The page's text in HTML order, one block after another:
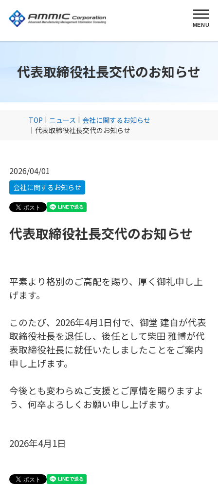
MENU
代表取締役社長交代のお知らせ
TOP ニュース
会社に関するお知らせ
代表取締役社長交代のお知らせ
2026/04/01
会社に関するお知らせ
代表取締役社長交代のお知らせ
平素より格別のご高配を賜り、厚く御礼申し上
げます。
このたび、2026年4月1日付で、御堂 建自が代表
取締役社長を退任し、後任として柴田 雅博が代
表取締役社長に就任いたしましたことをご案内
申し上げます。
今後とも変わらぬご支援とご厚情を賜りますよ
う、何卒よろしくお願い申し上げます。
2026年4月1日